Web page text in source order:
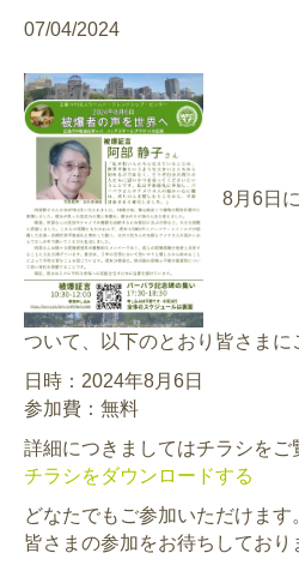
07/04/2024
8月6日に
ついて、以下のとおり皆さまに
日時：2024年8月6日
参加費：無料
詳細につきましてはチラシをご
チラシをダウンロードする
どなたでもご参加いただけます
皆さまの参加をお待ちしており